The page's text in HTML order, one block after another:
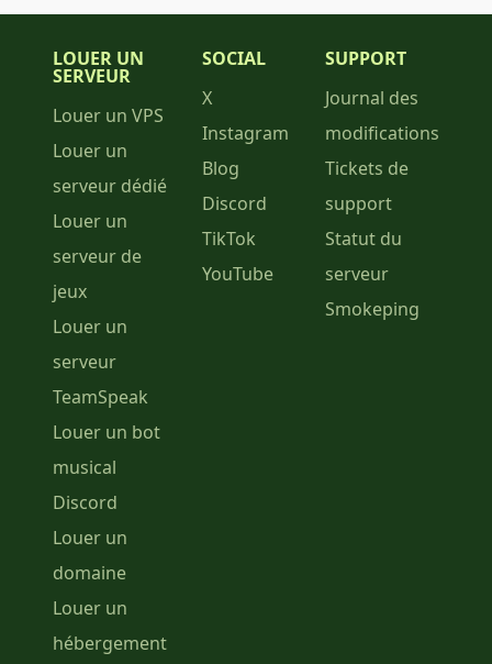
LOUER UN
SERVEUR
Louer un VPS
Louer un
serveur dédié
Louer un
serveur de
jeux
Louer un
serveur
TeamSpeak
Louer un bot
musical
Discord
Louer un
domaine
Louer un
hébergement
SOCIAL
X
Instagram
Blog
Discord
TikTok
YouTube
SUPPORT
Journal des
modifications
Tickets de
support
Statut du
serveur
Smokeping